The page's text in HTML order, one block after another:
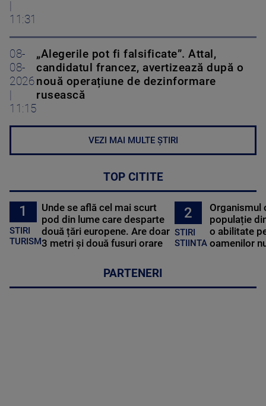
11:31
08-
08-
2026
11:15
„Alegerile pot fi falsificate”. Attal,
candidatul francez, avertizează după o
nouă operațiune de dezinformare
rusească
VEZI MAI MULTE ȘTIRI
TOP CITITE
1
STIRI
TURISM
Unde se află cel mai scurt
pod din lume care desparte
două țări europene. Are doar
3 metri și două fusuri orare
2
STIRI
STIINTA
Organismul
populație
o abilitate
oamenilor
PARTENERI